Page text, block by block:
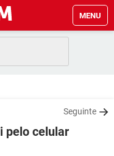
MENU
Seguinte
pelo celular